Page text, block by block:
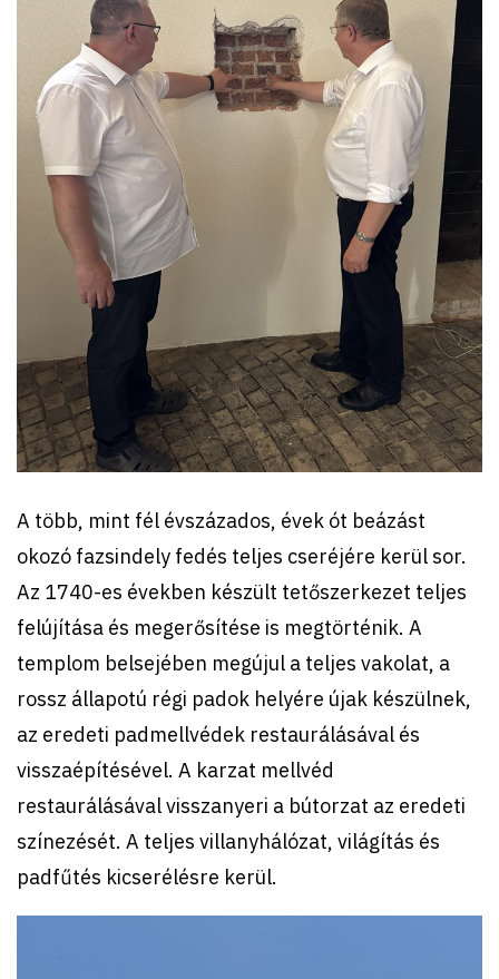
A több, mint fél évszázados, évek ót beázást
okozó fazsindely fedés teljes cseréjére kerül sor.
Az 1740-es években készült tetőszerkezet teljes
felújítása és megerősítése is megtörténik. A
templom belsejében megújul a teljes vakolat, a
rossz állapotú régi padok helyére újak készülnek,
az eredeti padmellvédek restaurálásával és
visszaépítésével. A karzat mellvéd
restaurálásával visszanyeri a bútorzat az eredeti
színezését. A teljes villanyhálózat, világítás és
padfűtés kicserélésre kerül.